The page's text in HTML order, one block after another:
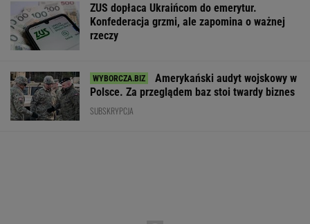
ZUS dopłaca Ukraińcom do emerytur.
Konfederacja grzmi, ale zapomina o ważnej
rzeczy
Amerykański audyt wojskowy w
Polsce. Za przeglądem baz stoi twardy biznes
SUBSKRYPCJA